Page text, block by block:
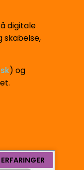
digitale
) og
ERFARINGER